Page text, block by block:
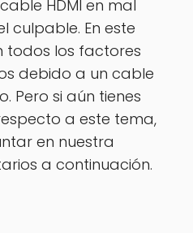
HDMI en mal
culpable. En este
todos los factores
debido a un cable
Pero si aún tienes
a este tema,
en nuestra
a continuación.